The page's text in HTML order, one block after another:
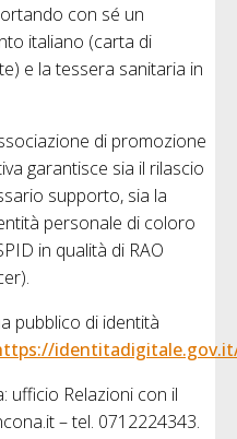
con sé un
italiano (carta di
e la tessera sanitaria in
di promozione
garantisce sia il rilascio
supporto, sia la
personale di coloro
in qualità di RAO
pubblico di identità
ufficio Relazioni con il
– tel. 0712224343.